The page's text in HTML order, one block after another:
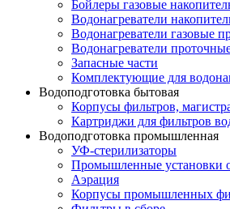
Бойлеры газовые
Водонагреватели
Водонагреватели газовые
Водонагреватели
Запасные части
Комплектующие для
Водоподготовка бытовая
Корпусы фильтров,
Картриджи для фильтров
Водоподготовка промышленная
УФ-стерилизаторы
Промышленные установки
Аэрация
Корпусы промышленных